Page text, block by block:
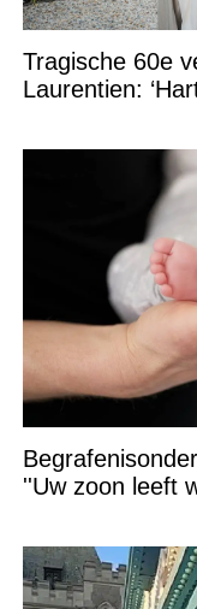
Tragische 60e
Laurentien:
''Uw zoon leeft